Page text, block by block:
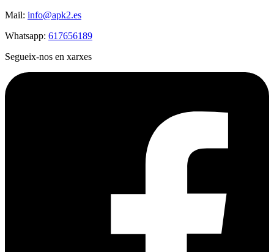
Mail: info@apk2.es
Whatsapp: 617656189
Segueix-nos en xarxes